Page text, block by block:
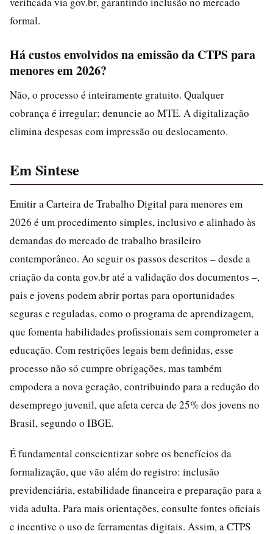
formal.
Há custos envolvidos na emissão da CTPS para
menores em 2026?
Não, o processo é inteiramente gratuito. Qualquer
cobrança é irregular; denuncie ao MTE. A digitalização
elimina despesas com impressão ou deslocamento.
Em Sintese
Emitir a Carteira de Trabalho Digital para menores em
2026 é um procedimento simples, inclusivo e alinhado às
demandas do mercado de trabalho brasileiro
contemporâneo. Ao seguir os passos descritos – desde a
criação da conta gov.br até a validação dos documentos –,
pais e jovens podem abrir portas para oportunidades
seguras e reguladas, como o programa de aprendizagem,
que fomenta habilidades profissionais sem comprometer a
educação. Com restrições legais bem definidas, esse
processo não só cumpre obrigações, mas também
empodera a nova geração, contribuindo para a redução do
desemprego juvenil, que afeta cerca de 25% dos jovens no
Brasil, segundo o IBGE.
É fundamental conscientizar sobre os benefícios da
formalização, que vão além do registro: inclusão
previdenciária, estabilidade financeira e preparação para a
vida adulta. Para mais orientações, consulte fontes oficiais
e incentive o uso de ferramentas digitais. Assim, a CTPS